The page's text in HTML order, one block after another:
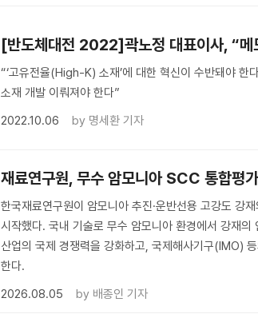
[반도체대전 2022]곽노정 대표이사, “메
“‘고유전율(High-K) 소재’에 대한 혁신이 수반돼야
소재 개발 이뤄져야 한다”
2022.10.06
by 명세환 기자
재료연구원, 무수 암모니아 SCC 통합평
한국재료연구원이 암모니아 추진·운반선용 고강도 강
시작했다. 국내 기술로 무수 암모니아 환경에서 강재
산업의 국제 경쟁력을 강화하고, 국제해사기구(IMO)
한다.
2026.08.05
by 배종인 기자